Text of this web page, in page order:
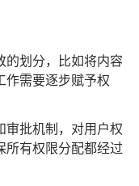
的划分，比如将内容
作需要逐步赋予权
审批机制，对用户权
所有权限分配都经过